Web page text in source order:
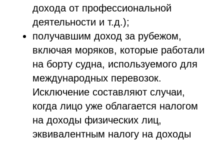
дохода от профессиональной
деятельности и т.д.);
получавшим доход за рубежом,
включая моряков, которые работали
на борту судна, используемого для
международных перевозок.
Исключение составляют случаи,
когда лицо уже облагается налогом
на доходы физических лиц,
эквивалентным налогу на доходы